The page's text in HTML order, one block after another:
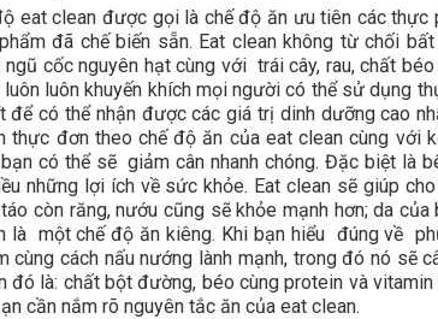
eat clean được gọi là chế độ ăn ưu tiên các
đã chế biến sẵn. Eat clean không từ chối
ngũ cốc nguyên hạt cùng với trái cây, rau, chất
luôn khuyến khích mọi người có thể sử dụng
để có thể nhận được các giá trị dinh dưỡng cao
thực đơn theo chế độ ăn của eat clean cùng
có thể sẽ giảm cân nhanh chóng. Đặc biệt là
những lợi ích về sức khỏe. Eat clean sẽ giúp
còn răng, nướu cũng sẽ khỏe mạnh hơn; da
là một chế độ ăn kiêng. Khi bạn hiểu đúng về
cùng cách nấu nướng lành mạnh, trong đó nó sẽ
đó là: chất bột đường, béo cùng protein và
cần nắm rõ nguyên tắc ăn của eat clean.